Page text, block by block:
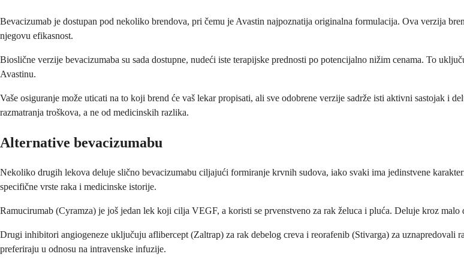
Bevacizumab je dostupan pod nekoliko brendova, pri čemu je Avastin najpoznatija originalna formulacija. Ova verzija
njegovu efikasnost.
Bioslične verzije bevacizumaba su sada dostupne, nudeći iste terapijske prednosti po potencijalno nižim cenama. To
Avastinu.
Vaše osiguranje može uticati na to koji brend će vaš lekar propisati, ali sve odobrene verzije sadrže isti aktivni sastojak i
razmatranja troškova, a ne od medicinskih razlika.
Alternative bevacizumabu
Nekoliko drugih lekova deluje slično bevacizumabu ciljajući formiranje krvnih sudova, iako svaki ima jedinstvene
specifične vrste raka i medicinske istorije.
Ramucirumab (Cyramza) je još jedan lek koji cilja VEGF, a koristi se prvenstveno za rak želuca i pluća. Deluje kroz
Drugi inhibitori angiogeneze uključuju aflibercept (Zaltrap) za rak debelog creva i reorafenib (Stivarga) za
preferiraju u odnosu na intravenske infuzije.